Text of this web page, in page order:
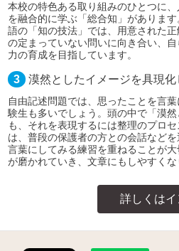
本校の特色ある取り組みのひとつに
を融合的に学ぶ「総合知」がありま
語の「知の技法」では、用意された
の定まっていない問いに向き合い、
力の育成を目指しています。
3 漠然としたイメージを具現
自由記述問題では、思ったことを言
験生も多いでしょう。頭の中で「漠
も、それを表現するには整理のプロ
は、普段の保護者の方との会話など
言葉にしてみる練習を重ねることが
が磨かれていき、文章にもしやすくな
詳しくは